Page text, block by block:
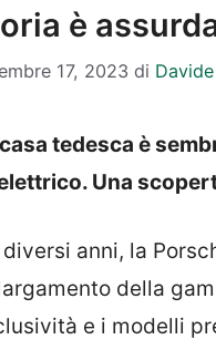
è
17, 2023 di
tedesca è
Una
diversi anni, la
della
e i modelli